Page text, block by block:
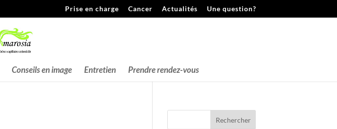
Prise en charge Cancer Actualités Une question?
Conseils en image Entretien Prendre rendez-vous